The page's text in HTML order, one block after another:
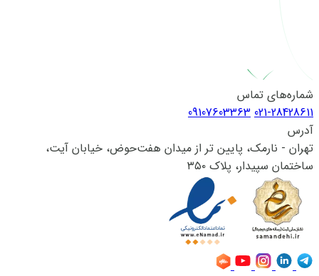
شماره‌های تماس
021-28428611
09107603363
آدرس
تهران - نارمک، پایین تر از میدان هفت‌حوض، خیابان آیت،
ساختمان سپیدار، پلاک ۳۵۰